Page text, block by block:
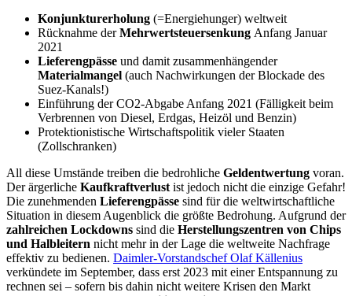
Konjunkturerholung (=Energiehunger) weltweit
Rücknahme derMehrwertsteuersenkung Anfang Januar
2021
Lieferengpässe und damit zusammenhängender
Materialmangel (auch Nachwirkungen der Blockade des
Suez-Kanals!)
Einführung der CO2-Abgabe Anfang 2021 (Fälligkeit beim
Verbrennen von Diesel, Erdgas, Heizöl und Benzin)
Protektionistische Wirtschaftspolitik vieler Staaten
(Zollschranken)
All diese Umstände treiben die bedrohliche Geldentwertung voran.
Der ärgerliche Kaufkraftverlust ist jedoch nicht die einzige Gefahr!
Die zunehmenden Lieferengpässe sind für die weltwirtschaftliche
Situation in diesem Augenblick die größte Bedrohung. Aufgrund der
zahlreichen Lockdowns sind die Herstellungszentren von Chips
und Halbleitern nicht mehr in der Lage die weltweite Nachfrage
effektiv zu bedienen. Daimler-Vorstandschef Olaf Källenius
verkündete im September, dass erst 2023 mit einer Entspannung zu
rechnen sei – sofern bis dahin nicht weitere Krisen den Markt